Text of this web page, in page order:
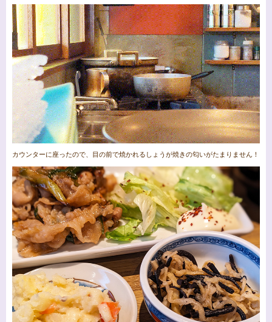
カウンターに座ったので、目の前で焼かれるしょうが焼きの匂いがたまりません！